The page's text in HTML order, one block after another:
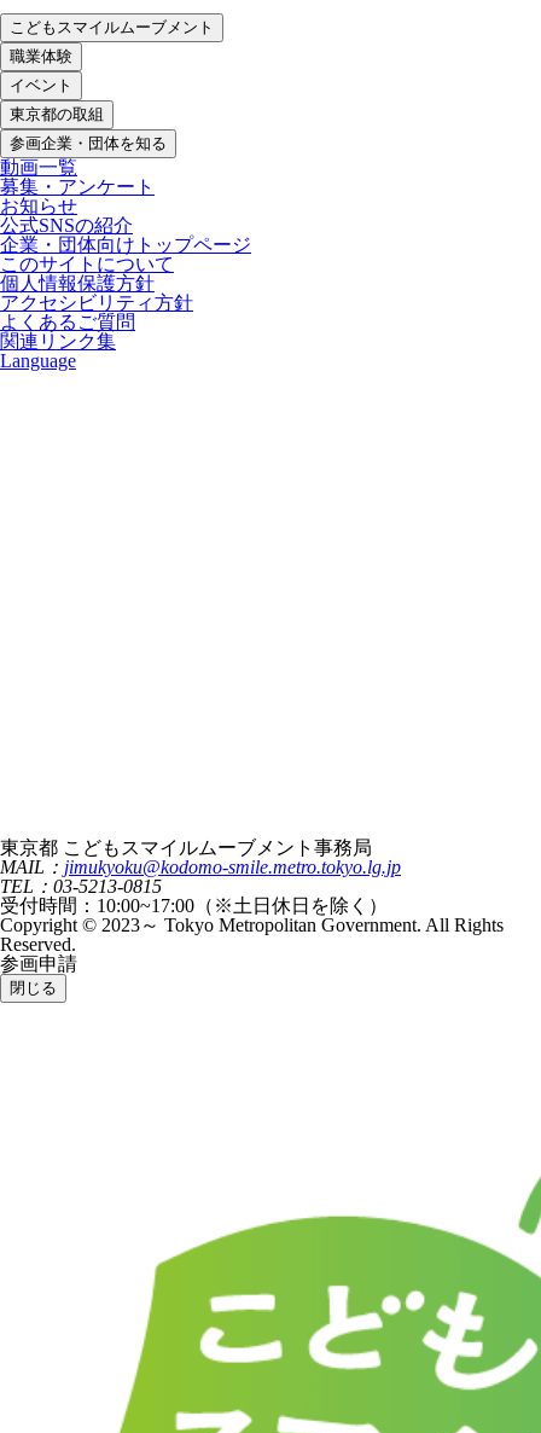
こどもスマイルムーブメント
職業体験
イベント
東京都の取組
参画企業・団体を知る
動画一覧
募集・アンケート
お知らせ
公式SNSの紹介
企業・団体向けトップページ
このサイトについて
個人情報保護方針
アクセシビリティ方針
よくあるご質問
関連リンク集
Language
東京都 こどもスマイルムーブメント事務局
MAIL： jimukyoku@kodomo-smile.metro.tokyo.lg.jp
TEL：03-5213-0815
受付時間：10:00~17:00（※土日休日を除く）
Copyright © 2023～ Tokyo Metropolitan Government. All Rights
Reserved.
参画申請
閉じる